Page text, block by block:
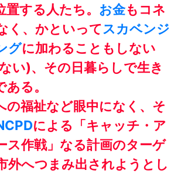
する人たち。 お金もコネ
く、かといってスカベンジ
グに加わることもしない
い)、その日暮らしで生き
る。
の福祉など眼中になく、そ
による「キャッチ・ア
ス作戦」なる計画のターゲ
外へつまみ出されようとし